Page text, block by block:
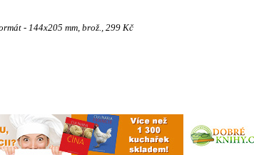
- 144x205 mm, brož., 299 Kč